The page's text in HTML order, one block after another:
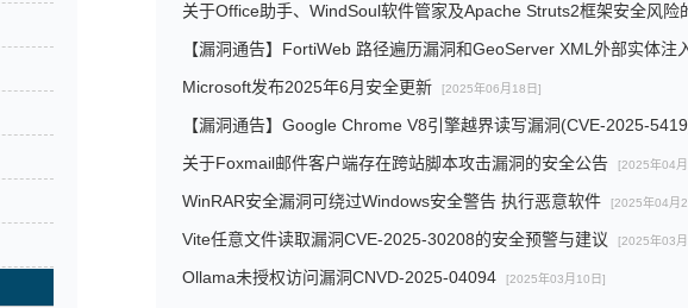
关于Office助手、WindSoul软件管家及Apache Struts2框架安全风险
【漏洞通告】FortiWeb 路径遍历漏洞和GeoServer XML外部实体注
Microsoft发布2025年6月安全更新 [2025年06月18日]
【漏洞通告】Google Chrome V8引擎越界读写漏洞(CVE-2025-
关于Foxmail邮件客户端存在跨站脚本攻击漏洞的安全公告 [2025年04
WinRAR安全漏洞可绕过Windows安全警告 执行恶意软件 [2025年04月
Vite任意文件读取漏洞CVE-2025-30208的安全预警与建议 [2025年03
Ollama未授权访问漏洞CNVD-2025-04094 [2025年03月10日]